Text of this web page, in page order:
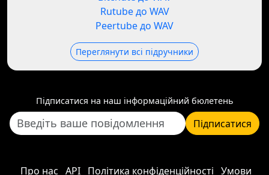
Rutube до WAV
Peertube до WAV
Переглянути всі підручники
Підписатися на наш інформаційний бюлетень
Підписатися
Про нас API Політика конфіденційності Умови